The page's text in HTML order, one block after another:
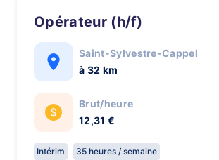
Opérateur (h/f)
Saint-Sylvestre-Cappel
à 32 km
Brut/heure
12,31 €
Intérim
35 heures / semaine